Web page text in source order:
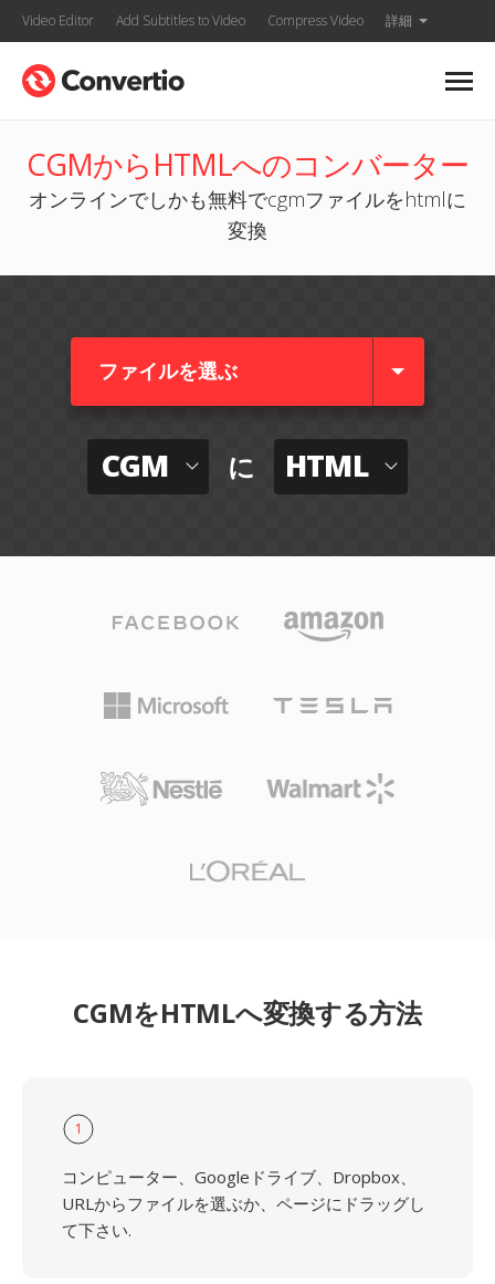
Video Editor Add Subtitles to Video Compress Video 詳細
CGMからHTMLへのコンバーター
オンラインでしかも無料でcgmファイルをhtmlに
変換
ファイルを選ぶ
CGM に HTML
CGMをHTMLへ変換する方法
1
コンピューター、Googleドライブ、Dropbox、
URLからファイルを選ぶか、ページにドラッグし
て下さい.